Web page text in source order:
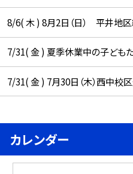
8/6( 木 ) 8月2日（日） 平井地
7/31( 金 ) 夏季休業中の子ども
7/31( 金 ) 7月30日（木）西中校
カレンダー